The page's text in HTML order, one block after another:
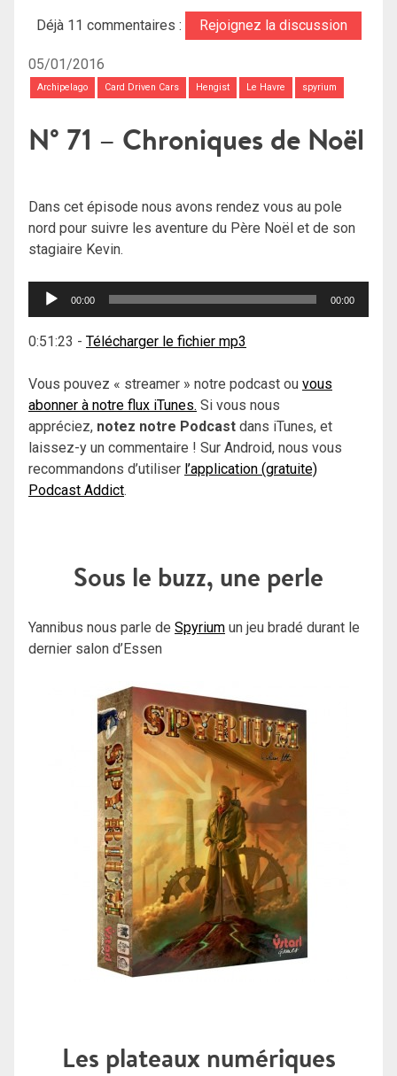
Déjà 11 commentaires : Rejoignez la discussion
05/01/2016
Archipelago Card Driven Cars Hengist Le Havre spyrium
N° 71 – Chroniques de Noël
Dans cet épisode nous avons rendez vous au pole
nord pour suivre les aventure du Père Noël et de son
stagiaire Kevin.
Lecteur
00:00 00:00
0:51:23 - Télécharger le fichier mp3
Vous pouvez « streamer » notre podcast ou vous
abonner à notre flux iTunes. Si vous nous
appréciez, notez notre Podcast dans iTunes, et
laissez-y un commentaire ! Sur Android, nous vous
recommandons d’utiliser l’application (gratuite)
Podcast Addict.
Sous le buzz, une perle
Yannibus nous parle de Spyrium un jeu bradé durant le
dernier salon d’Essen
Les plateaux numériques